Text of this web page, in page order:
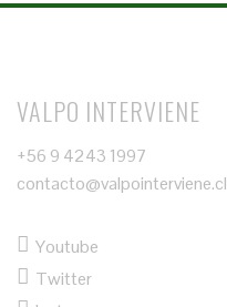
VALPO INTERVIENE
+56 9 4243 1997
contacto@valpointerviene.cl
Youtube
Twitter